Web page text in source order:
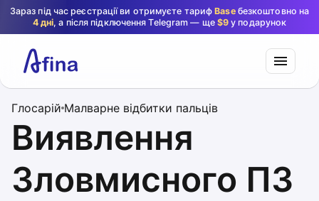
Зараз під час реєстрації ви отримуєте тарифBaseбезкоштовно на
4 дні, а після підключення Telegram — ще $9 у подарунок
Глосарій Малварне відбитки пальців
Виявлення
Зловмисного ПЗ